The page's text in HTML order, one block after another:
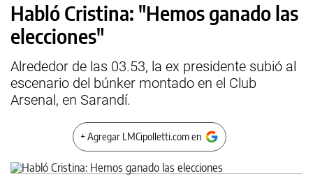
Habló Cristina: "Hemos ganado las
elecciones"
Alrededor de las 03.53, la ex presidente subió al
escenario del búnker montado en el Club
Arsenal, en Sarandí.
+ Agregar LMCipolletti.com en